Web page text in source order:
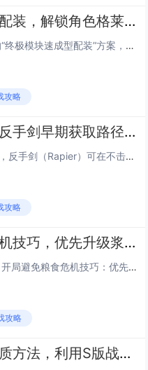
第一后裔终极模块速成型配装，解锁角色格莱后的低成本毕业Build方案
本文介绍《第一后裔》中角色格莱的“终极模块速成型配装”方案，主打低成本、高效率达成毕业强度，该Build围绕格莱的高机动性与模块协同机制设计，优先选用易获取的紫色/金色通用模块（如“过载脉冲”“相位偏移核心”），搭配低稀有度但高泛用性的武器...
攻略
艾尔登法环，黄金树幽影反手剑早期获取路径，无需击败Boss，10分钟跑图拿到DLC强力武器
《艾尔登法环》DLC“黄金树幽影”中，反手剑（Rapier）可在不击败任何Boss的前提下，通过约10分钟的高效跑图流程早期获取，该路线避开高难度区域与强制战斗，利用地图机制快速抵达隐藏宝箱位置——位于“影之渊”边缘一处隐蔽洞窟内，玩家只需...
攻略
庄园领主开局避免粮食危机技巧，优先升级浆果丛与狩猎小屋的精准时间节点
今天小白来给大家谈谈《庄园领主》开局避免粮食危机技巧：优先升级浆果丛与狩猎小屋的精准时间节点。，以及对应的知识点，希望对大家有所帮助，不要忘了收藏本站呢今天给各位分享《庄园领主》开局避免粮食危机技巧：优先升级浆果丛与狩猎小屋的精准时间节点。...
攻略
星际战甲双衍王境速刷本质方法，利用S版战甲单刷无尽回响循环效率提升300%